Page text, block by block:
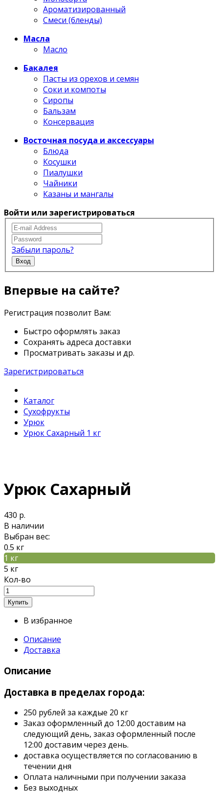
Ароматизированный
Смеси (бленды)
Масла
Масло
Бакалея
Пасты из орехов и семян
Соки и компоты
Сиропы
Бальзам
Консервация
Восточная посуда и аксессуары
Блюда
Косушки
Пиалушки
Чайники
Казаны и мангалы
Войти или зарегистрироваться
Забыли пароль?
Вход
Впервые на сайте?
Регистрация позволит Вам:
Быстро оформлять заказ
Сохранять адреса доставки
Просматривать заказы и др.
Зарегистрироваться
Каталог
Сухофрукты
Урюк
Урюк Сахарный 1 кг
Урюк Сахарный
430 р.
В наличии
Выбран вес:
0.5 кг
1 кг
5 кг
Кол-во
В избранное
Описание
Доставка
Описание
Доставка в пределах города:
250 рублей за каждые 20 кг
Заказ оформленный до 12:00 доставим на
следующий день, заказ оформленный после
12:00 доставим через день.
доставка осуществляется по согласованию в
течении дня
Оплата наличными при получении заказа
Без выходных